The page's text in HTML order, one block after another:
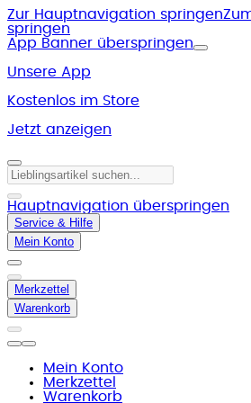
Zur Hauptnavigation springen
springen
App Banner überspringen
Unsere App
Kostenlos im Store
Jetzt anzeigen
Hauptnavigation überspringen
Service & Hilfe
Mein Konto
Merkzettel
Warenkorb
Mein Konto
Merkzettel
Warenkorb